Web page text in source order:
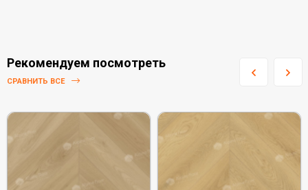
Рекомендуем посмотреть
СРАВНИТЬ ВСЕ